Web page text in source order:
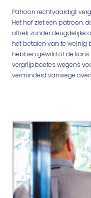
Patroon rechtvaardigt
Het hof ziet een patroon:
aftrek zonder deugdelijke
het betalen van te weinig
hebben gewild of de
vergrijpboetes wegens
verminderd vanwege